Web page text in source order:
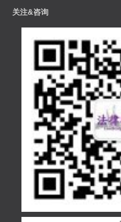
关注&咨询